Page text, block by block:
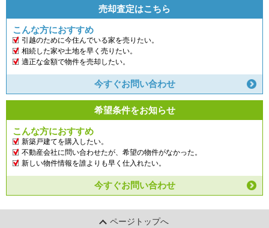
売却査定はこちら
こんな方におすすめ
引越のために今住んでいる家を売りたい。
相続した家や土地を早く売りたい。
適正な金額で物件を売却したい。
今すぐお問い合わせ
希望条件をお知らせ
こんな方におすすめ
新築戸建てを購入したい。
不動産会社に問い合わせたが、希望の物件がなかった。
新しい物件情報を誰よりも早く仕入れたい。
今すぐお問い合わせ
ページトップへ